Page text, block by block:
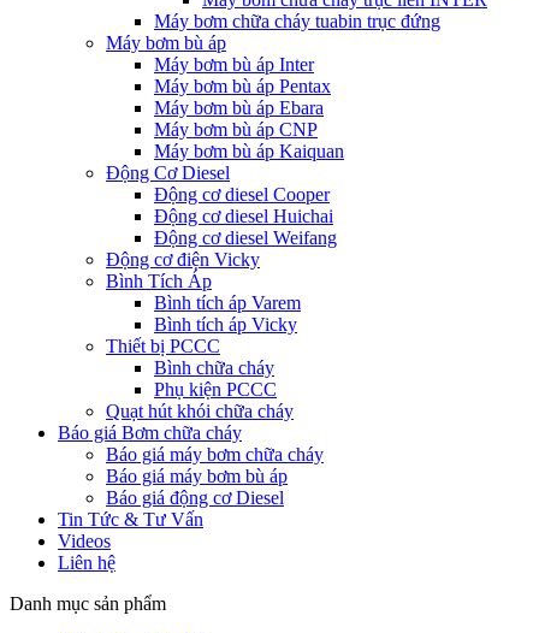
Máy bơm chữa cháy tuabin trục đứng
Máy bơm bù áp
Máy bơm bù áp Inter
Máy bơm bù áp Pentax
Máy bơm bù áp Ebara
Máy bơm bù áp CNP
Máy bơm bù áp Kaiquan
Động Cơ Diesel
Động cơ diesel Cooper
Động cơ diesel Huichai
Động cơ diesel Weifang
Động cơ điện Vicky
Bình Tích Áp
Bình tích áp Varem
Bình tích áp Vicky
Thiết bị PCCC
Bình chữa cháy
Phụ kiện PCCC
Quạt hút khói chữa cháy
Báo giá Bơm chữa cháy
Báo giá máy bơm chữa cháy
Báo giá máy bơm bù áp
Báo giá động cơ Diesel
Tin Tức & Tư Vấn
Videos
Liên hệ
Danh mục sản phẩm